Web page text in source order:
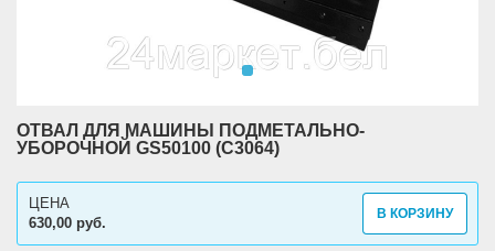
ОТВАЛ ДЛЯ МАШИНЫ ПОДМЕТАЛЬНО-
УБОРОЧНОЙ GS50100 (C3064)
630,00 руб.
ЦЕНА
В КОРЗИНУ